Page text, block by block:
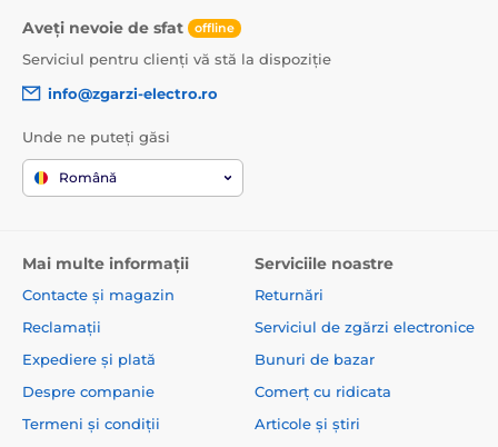
Aveți nevoie de sfat offline
Serviciul pentru clienți vă stă la dispoziție
info@zgarzi-electro.ro
Unde ne puteți găsi
Română
Mai multe informații
Contacte și magazin
Reclamații
Expediere și plată
Despre companie
Termeni și condiții
Serviciile noastre
Returnări
Serviciul de zgărzi electronice
Bunuri de bazar
Comerț cu ridicata
Articole și știri